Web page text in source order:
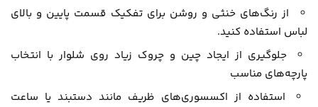
از رنگ‌های خنثی و روشن برای تفکیک قسمت پایین و بالای
لباس استفاده کنید.
جلوگیری از ایجاد چین و چروک زیاد روی شلوار با انتخاب
پارچه‌های مناسب
استفاده از اکسسوری‌های ظریف مانند دستبند یا ساعت